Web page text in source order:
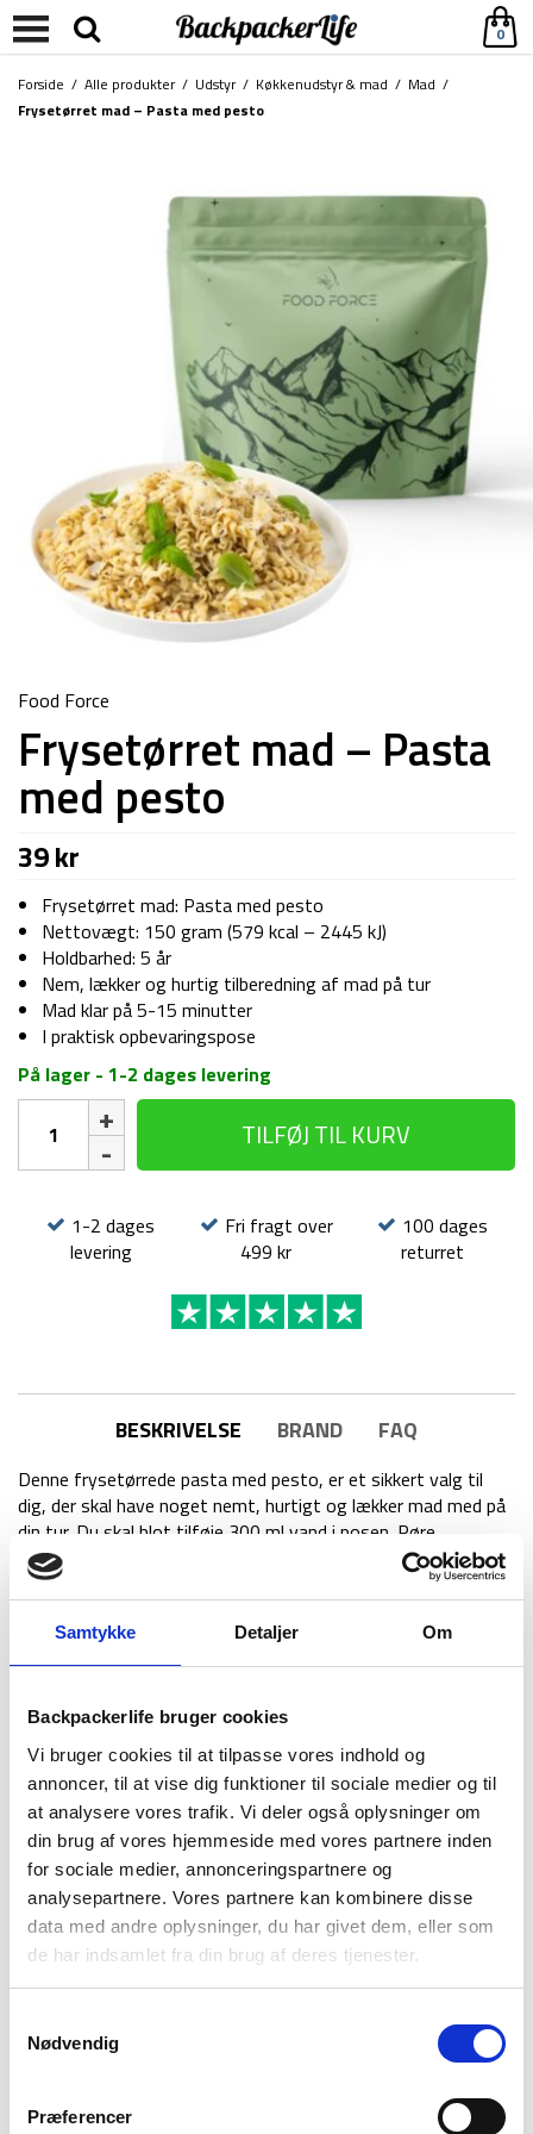
Samtykke Detaljer Om
Backpackerlife bruger cookies
Vi bruger cookies til at tilpasse vores indhold og
annoncer, til at vise dig funktioner til sociale medier og til
at analysere vores trafik. Vi deler også oplysninger om
din brug af vores hjemmeside med vores partnere inden
for sociale medier, annonceringspartnere og
analysepartnere. Vores partnere kan kombinere disse
data med andre oplysninger, du har givet dem, eller som
de har indsamlet fra din brug af deres tjenester.
Nødvendig
Præferencer
0
Forside / Alle produkter/ Udstyr/ Køkkenudstyr & mad / Mad /
Frysetørret mad – Pasta med pesto
Food Force
Frysetørret mad – Pasta
med pesto
39kr
Frysetørret mad: Pasta med pesto
Nettovægt: 150 gram (579 kcal – 2445 kJ)
Holdbarhed: 5 år
Nem, lækker og hurtig tilberedning af mad på tur
Mad klar på 5-15 minutter
I praktisk opbevaringspose
På lager - 1-2 dages levering
Frysetørret
mad
-
med
TILFØJ TIL KURV
1-2 dages
levering
Fri fragt over
499 kr
100 dages
returret
BESKRIVELSE BRAND FAQ
Denne frysetørrede pasta med pesto, er et sikkert valg til
dig, der skal have noget nemt, hurtigt og lækker mad med på
din tur. Du skal blot tilføje 300 ml vand i posen. Røre
forsigtigt rundt (kom helt ud i hjørnerne af posen), lad det
trække i 15 minutter. Rør endnu en gang og så er der
serveret. Retten består af 1 portion på 150 gram og kan
uåbnet holde sig i op til 5 år.
Ingredienser: pasta 66 % ( HVEDE), krydderiblanding [fedtpulver
(solsikke),
MÆLKEPULVER
kartoffelstivelse, grøntsager, krydderier og urter (inkl. tomat,
hvidløg (SULFITTER), basilikum, løg), aromaer (inkl.
gæreekstrakt), salt].
Allergener: hvede (gluten), mælk (laktose), sulfitter.
Næringsværdi pr. 100g: energi 1630 kJ/386 kcal, fedt 6,5g,
heraf mættet fedt 0,6g, kulhydrater 68g, heraf sukkerarter
6,6g, fibre 2,7g, protein 13g, salt 2,3g.
Brugsanvisning: Åbn posen og spred kanterne fra bunden af
posen. Hæld 300 ml kogende vand i posen. Rør forsigtigt og
lad det trække i 15 minutter. Rør endnu en gang inden